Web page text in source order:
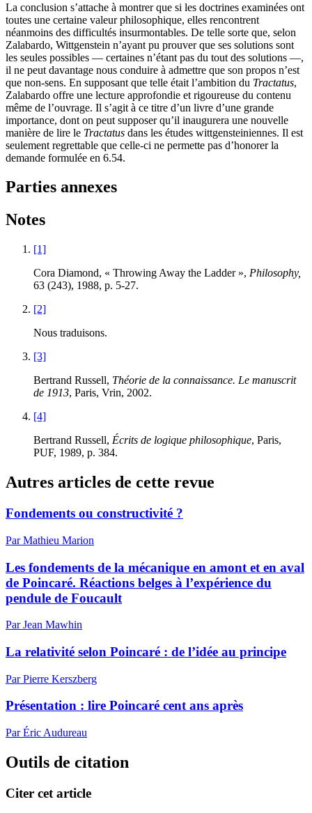
La conclusion s’attache à montrer que si les doctrines examinées ont
toutes une certaine valeur philosophique, elles rencontrent
néanmoins des difficultés insurmontables. De telle sorte que, selon
Zalabardo, Wittgenstein n’ayant pu prouver que ses solutions sont
les seules possibles — certaines n’étant pas du tout des solutions —,
il ne peut davantage nous conduire à admettre que son propos n’est
que non-sens. En supposant que telle était l’ambition du Tractatus,
Zalabardo offre une lecture approfondie et rigoureuse du contenu
même de l’ouvrage. Il s’agit à ce titre d’un livre d’une grande
importance, dont on peut supposer qu’il inaugurera une nouvelle
manière de lire le Tractatus dans les études wittgensteiniennes. Il est
seulement regrettable que celle-ci ne permette pas d’honorer la
demande formulée en 6.54.
Parties annexes
Notes
[1]
Cora Diamond, « Throwing Away the Ladder », Philosophy,
63 (243), 1988, p. 5-27.
[2]
Nous traduisons.
[3]
Bertrand Russell, Théorie de la connaissance. Le manuscrit
de 1913, Paris, Vrin, 2002.
[4]
Bertrand Russell, Écrits de logique philosophique, Paris,
PUF, 1989, p. 384.
Autres articles de cette revue
Fondements ou constructivité ?
Par Mathieu Marion
Les fondements de la mécanique en amont et en aval
de Poincaré. Réactions belges à l’expérience du
pendule de Foucault
Par Jean Mawhin
La relativité selon Poincaré : de l’idée au principe
Par Pierre Kerszberg
Présentation : lire Poincaré cent ans après
Par Éric Audureau
Outils de citation
Citer cet article